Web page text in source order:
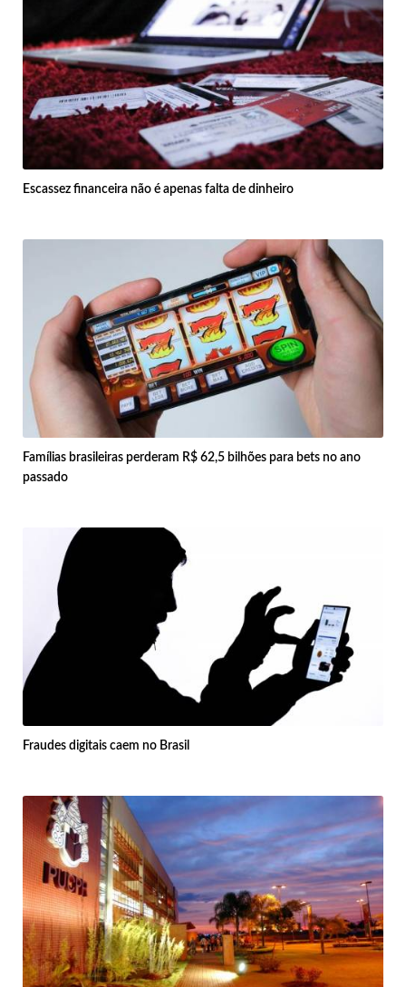
Escassez financeira não é apenas falta de dinheiro
Famílias brasileiras perderam R$ 62,5 bilhões para bets no ano
passado
Fraudes digitais caem no Brasil